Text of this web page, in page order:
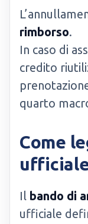
rimborso.
In caso di
credito
quarto
Come
Il bando di
ufficiale